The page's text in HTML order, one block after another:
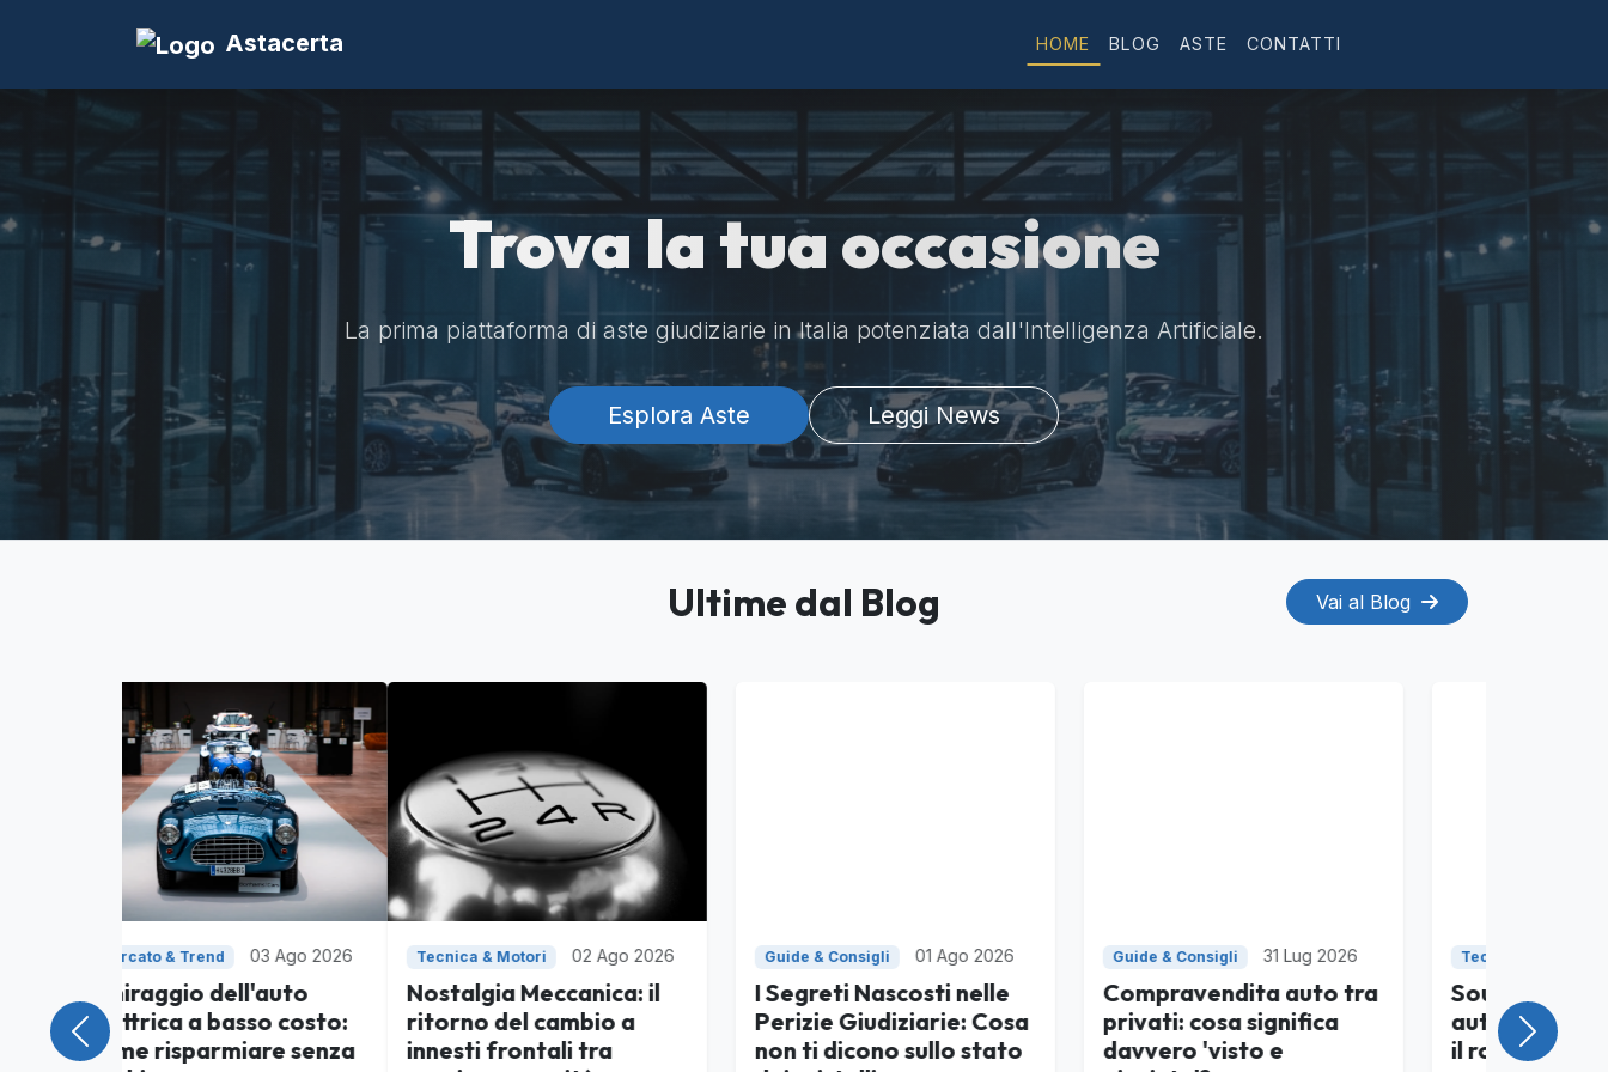
Astacerta HOME BLOG ASTE CONTATTI
Trova la tua occasione
La prima piattaforma di aste giudiziarie in Italia potenziata dall'Intelligenza Artificiale.
Esplora Aste Leggi News
Ultime dal Blog Vai al Blog
Tecnica & Motori 02 Ago 2026
Nostalgia Meccanica: il
ritorno del cambio a
innesti frontali tra
Guide & Consigli 01 Ago 2026
I Segreti Nascosti nelle
Perizie Giudiziarie: Cosa
non ti dicono sullo stato
Guide & Consigli 31 Lug 2026
Compravendita auto tra
privati: cosa significa
davvero 'visto e
Tecnica & Motori 30 Lug 2026
Sound Design
automobilistico: perché
il rombo finto degli EV
Precedente